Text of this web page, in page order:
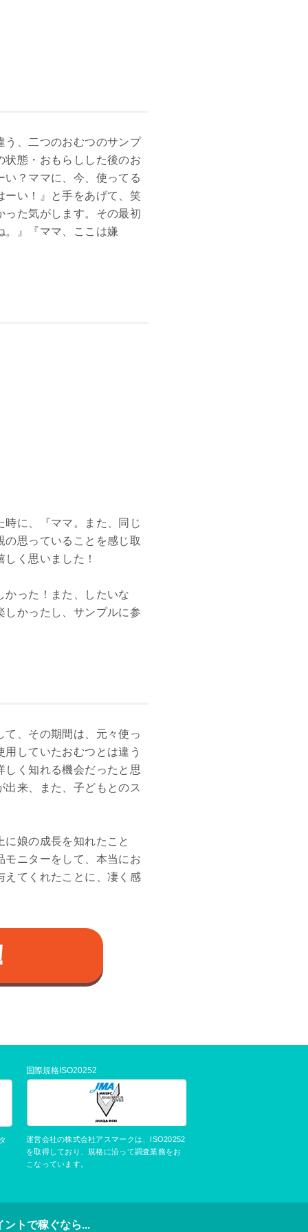
う、二つのおむつのサンプ
状態・おもらしした後のお
？ママに、今、使ってる
ーい！』と手をあげて、笑
った気がします。その最初
。』『ママ、ここは嫌
に、『ママ。また、同じ
思っていることを感じ取
く思いました！
かった！また、したいな
しかったし、サンプルに参
、その期間は、元々使っ
していたおむつとは違う
しく知れる機会だったと思
来、また、子どもとのス
娘の成長を知れたこと
モニターをして、本当にお
えてくれたことに、凄く感
国際規格ISO20252
運営会社の株式会社アスマークは、ISO20252
を取得しており、規格に沿って調査業務をお
こなっています。
ントで稼ぐなら...